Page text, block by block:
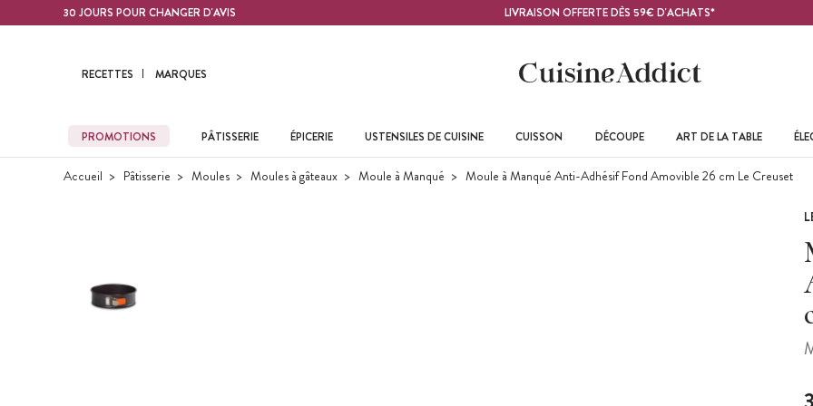
Contenu principal30 JOURS POUR CHANGER D'AVIS LIVRAISON OFFERTE DÈS 59€ D'ACHATS*
RECETTES MARQUES
PROMOTIONS PÂTISSERIE ÉPICERIE USTENSILES DE CUISINE CUISSON DÉCOUPE ART DE LA TABLE
Accueil Pâtisserie Moules Moules à gâteaux Moule à Manqué Moule à Manqué Anti-Adhésif Fond Amovible 26 cm Le Creuset